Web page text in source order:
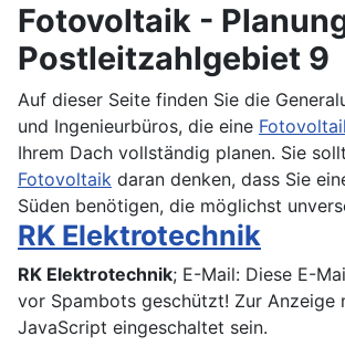
Fotovoltaik -
Postleitzahlgebiet 9
Auf dieser Seite finden Sie die
und Ingenieurbüros, die eine
Ihrem Dach vollständig planen. Sie
Fotovoltaik daran denken, dass Sie
Süden benötigen, die möglichst
RK Elektrotechnik
RK Elektrotechnik; E-Mail: Diese E-
vor Spambots geschützt! Zur Anzeige
JavaScript eingeschaltet sein.